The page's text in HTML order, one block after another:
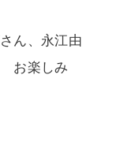
ん、永江由
お楽しみ